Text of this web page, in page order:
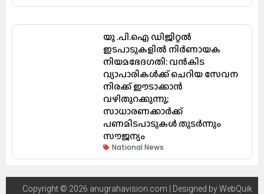
യു .പി.ഐ ഡിജിറ്റൽ
ഇടപാടുകളിൽ നിർണായക
നിയമഭേദഗതി: വൻകിട
വ്യാപാരികൾക്ക് ചെറിയ സേവന
നിരക്ക് ഈടാക്കാൻ
വഴിതുറക്കുന്നു;
സാധാരണക്കാർക്ക്
പണമിടപാടുകൾ തുടർന്നും
സൗജന്യം
National News
Copyright © 2026 anugrahavision.com | Designed byWebQuik